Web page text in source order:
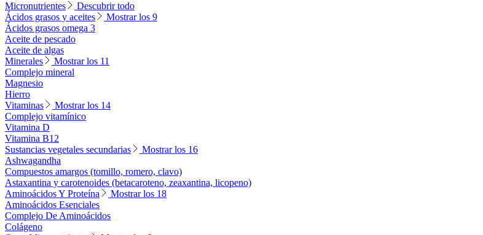
Micronutrientes
Descubrir todo
Ácidos grasos y aceites
Mostrar los 9
Ácidos grasos omega 3
Aceite de pescado
Aceite de algas
Minerales
Mostrar los 11
Complejo mineral
Magnesio
Hierro
Vitaminas
Mostrar los 14
Complejo vitamínico
Vitamina D
Vitamina B12
Sustancias vegetales secundarias
Mostrar los 16
Ashwagandha
Compuestos amargos (tomillo, romero, clavo)
Astaxantina y carotenoides (betacaroteno, zeaxantina, licopeno)
Aminoácidos Y Proteína
Mostrar los 18
Aminoácidos Esenciales
Complejo De Aminoácidos
Colágeno